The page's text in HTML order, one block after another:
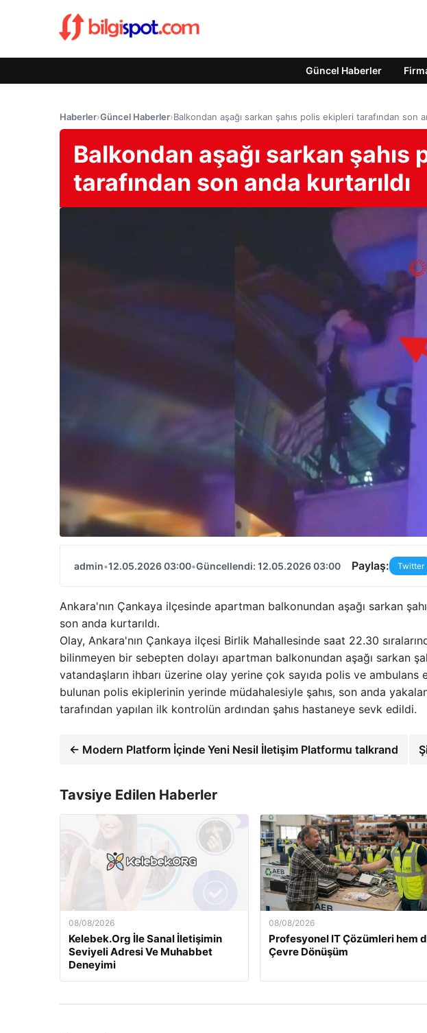
Güncel Haberler
Haberler›Güncel Haberler›Balkondan aşağı sarkan şahıs polis ekipleri tarafından son
Balkondan aşağı sarkan şahıs
tarafından son anda kurtarıldı
admin•12.05.2026 03:00•Güncellendi: 12.05.2026 03:00 Paylaş: Twitter
Ankara'nın Çankaya ilçesinde apartman balkonundan aşağı sarkan
son anda kurtarıldı.
Olay, Ankara'nın Çankaya ilçesi Birlik Mahallesinde saat 22.30
bilinmeyen bir sebepten dolayı apartman balkonundan aşağı sarkan
vatandaşların ihbarı üzerine olay yerine çok sayıda polis ve
bulunan polis ekiplerinin yerinde müdahalesiyle şahıs, son anda
tarafından yapılan ilk kontrolün ardından şahıs hastaneye sevk edildi.
← Modern Platform İçinde Yeni Nesil İletişim Platformu talkrand
Tavsiye Edilen Haberler
08/08/2026
Kelebek.Org İle Sanal İletişimin
Seviyeli Adresi Ve Muhabbet
Deneyimi
08/08/2026
Profesyonel IT Çözümleri hem
Çevre Dönüşüm